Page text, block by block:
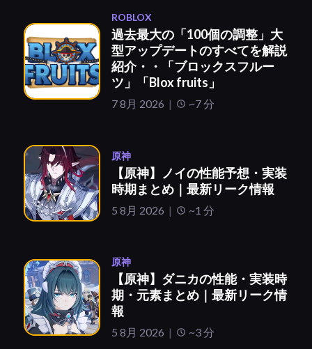
ROBLOX
過去最大の「100個の調整」大
型アップデートのすべてを解説
紹介・・「ブロックスフルー
ツ」「Blox fruits」
7 8月 2026 ~7 分
原神
【原神】ノイの性能予想・実装
時期まとめ｜最新リーク情報
5 8月 2026 ~1 分
原神
【原神】ダニカの性能・実装時
期・元素まとめ｜最新リーク情
報
5 8月 2026 ~3 分